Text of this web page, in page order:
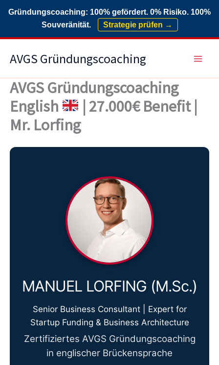
Gründungscoaching: 100% gefördert. 0% Risiko. 100%
Souveränität.
Strategie prüfen →
InhaltAVGS Gründungscoaching
AVGS Gründungscoaching
English
| 27.000€ Benefit |
Mr. Lorfing
MANUEL LORFING (M.Sc.)
Senior Business Consultant | Expert for
Startup Funding & Business Architecture
Zertifiziertes AVGS Gründungscoaching
in englischer Brückensprache